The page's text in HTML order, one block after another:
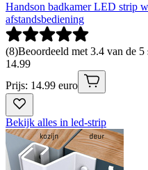
Handson badkamer LED strip
afstandsbediening
(8)Beoordeeld met 3.4 van de
14.99
Prijs: 14.99 euro
Bekijk alles in led-strip